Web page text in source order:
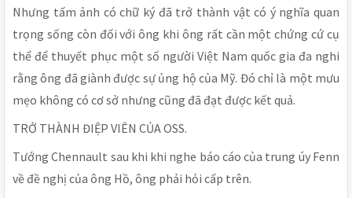
Nhưng tấm ảnh có chữ ký đã trở thành vật có ý nghĩa quan
trọng sống còn đối với ông khi ông rất cần một chứng cứ cụ
thể để thuyết phục một số người Việt Nam quốc gia đa nghi
rằng ông đã giành được sự ủng hộ của Mỹ. Đó chỉ là một mưu
mẹo không có cơ sở nhưng cũng đã đạt được kết quả.
TRỞ THÀNH ĐIỆP VIÊN CỦA OSS.
Tướng Chennault sau khi khi nghe báo cáo của trung úy Fenn
về đề nghị của ông Hồ, ông phải hỏi cấp trên.